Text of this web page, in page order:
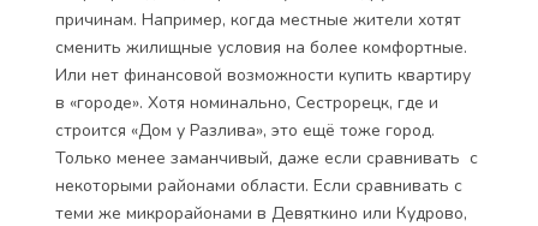
причинам. Например, когда местные жители хотят
сменить жилищные условия на более комфортные.
Или нет финансовой возможности купить квартиру
в «городе». Хотя номинально, Сестрорецк, где и
строится «Дом у Разлива», это ещё тоже город.
Только менее заманчивый, даже если сравнивать с
некоторыми районами области. Если сравнивать с
теми же микрорайонами в Девяткино или Кудрово,